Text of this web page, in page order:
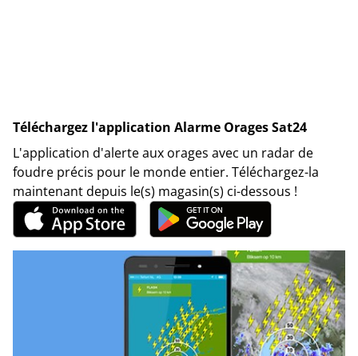
Téléchargez l'application Alarme Orages Sat24
L'application d'alerte aux orages avec un radar de
foudre précis pour le monde entier. Téléchargez-la
maintenant depuis le(s) magasin(s) ci-dessous !